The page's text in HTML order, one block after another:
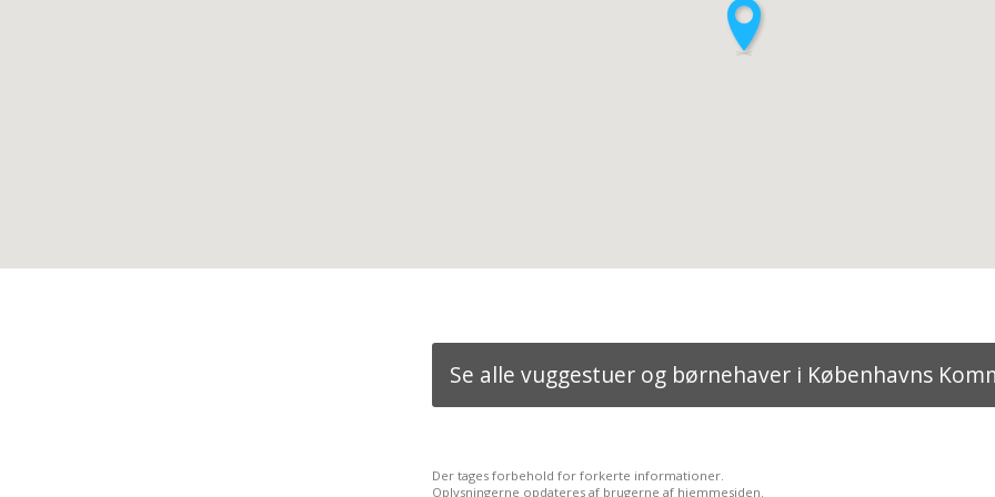
Se alle vuggestuer og børnehaver i Københavns
Der tages forbehold for forkerte informationer.
Oplysningerne opdateres af brugerne af hjemmesiden.